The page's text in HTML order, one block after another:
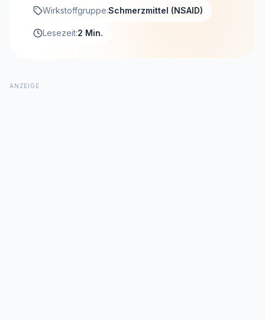
Wirkstoffgruppe:Schmerzmittel (NSAID)
Lesezeit:2 Min.
ANZEIGE